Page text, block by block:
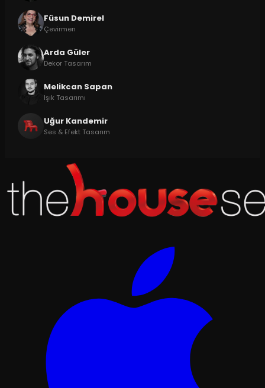
Füsun Demirel
Çevirmen
Arda Güler
Dekor Tasarım
Melikcan Sapan
Işık Tasarımı
Uğur Kandemir
Ses & Efekt Tasarım